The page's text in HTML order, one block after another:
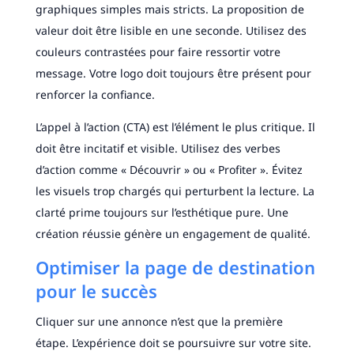
graphiques simples mais stricts. La proposition de
valeur doit être lisible en une seconde. Utilisez des
couleurs contrastées pour faire ressortir votre
message. Votre logo doit toujours être présent pour
renforcer la confiance.
L’appel à l’action (CTA) est l’élément le plus critique. Il
doit être incitatif et visible. Utilisez des verbes
d’action comme « Découvrir » ou « Profiter ». Évitez
les visuels trop chargés qui perturbent la lecture. La
clarté prime toujours sur l’esthétique pure. Une
création réussie génère un engagement de qualité.
Optimiser la page de destination
pour le succès
Cliquer sur une annonce n’est que la première
étape. L’expérience doit se poursuivre sur votre site.